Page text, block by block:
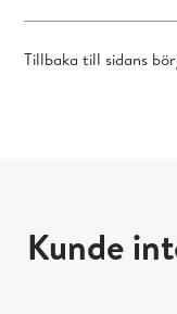
Tillbaka till sidans
Kunde